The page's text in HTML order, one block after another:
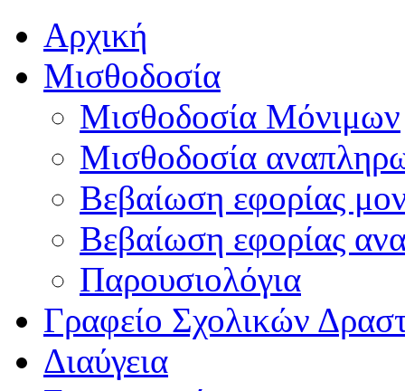
Αρχική
Μισθοδοσία
Μισθοδοσία Μόνιμων
Μισθοδοσία
Βεβαίωση εφορίας
Βεβαίωση εφορίας
Παρουσιολόγια
Γραφείο Σχολικών
Διαύγεια